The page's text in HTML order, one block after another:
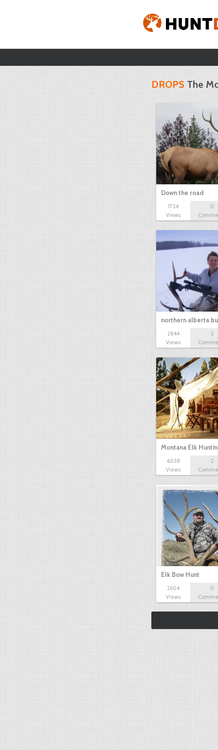
DROPS The
Down the road
1724
Views
0
northern alberta
2844
Views
2
Montana Elk
6038
Views
2
Elk Bow Hunt
2604
Views
0